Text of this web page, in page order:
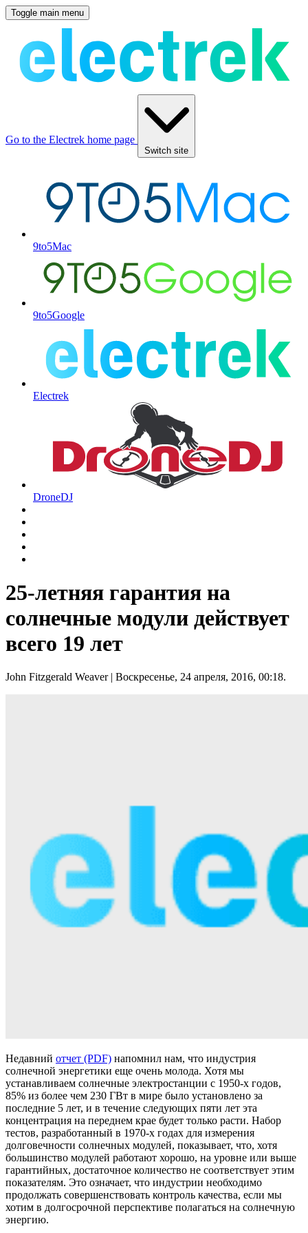
Toggle main menu
Go to the Electrek home page
Switch site
9to5Mac
9to5Google
Electrek
DroneDJ
25-летняя гарантия на
солнечные модули действует
всего 19 лет
John Fitzgerald Weaver| Воскресенье, 24 апреля, 2016, 00:18.
Недавний отчет (PDF) напомнил нам, что индустрия
солнечной энергетики еще очень молода. Хотя мы
устанавливаем солнечные электростанции с 1950-х годов,
85% из более чем 230 ГВт в мире было установлено за
последние 5 лет, и в течение следующих пяти лет эта
концентрация на переднем крае будет только расти. Набор
тестов, разработанный в 1970-х годах для измерения
долговечности солнечных модулей, показывает, что, хотя
большинство модулей работают хорошо, на уровне или выше
гарантийных, достаточное количество не соответствует этим
показателям. Это означает, что индустрии необходимо
продолжать совершенствовать контроль качества, если мы
хотим в долгосрочной перспективе полагаться на солнечную
энергию.